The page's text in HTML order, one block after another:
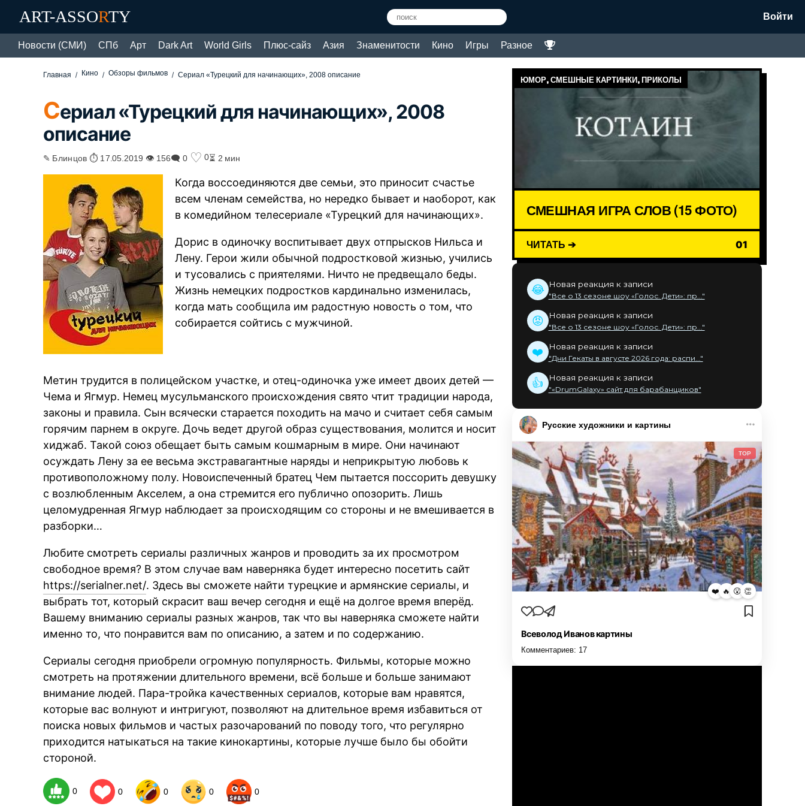
ART-ASSORTY Войти
Новости (СМИ) СПб Арт Dark Art World Girls Плюс-сайз Азия Знаменитости Кино Игры Разное
Главная Кино Обзоры фильмов Сериал «Турецкий для начинающих», 2008 описание
Сериал «Турецкий для начинающих», 2008
описание
✎ Блинцов ⏱ 17.05.2019 👁 156🗨 0 ♡ 0⏳ 2 мин
Когда воссоединяются две семьи, это приносит счастье
всем членам семейства, но нередко бывает и наоборот, как
в комедийном телесериале «Турецкий для начинающих».
Дорис в одиночку воспитывает двух отпрысков Нильса и
Лену. Герои жили обычной подростковой жизнью, учились
и тусовались с приятелями. Ничто не предвещало беды.
Жизнь немецких подростков кардинально изменилась,
когда мать сообщила им радостную новость о том, что
собирается сойтись с мужчиной.
Метин трудится в полицейском участке, и отец-одиночка уже имеет двоих детей —
Чема и Ягмур. Немец мусульманского происхождения свято чтит традиции народа,
законы и правила. Сын всячески старается походить на мачо и считает себя самым
горячим парнем в округе. Дочь ведет другой образ существования, молится и носит
хиджаб. Такой союз обещает быть самым кошмарным в мире. Они начинают
осуждать Лену за ее весьма экстравагантные наряды и неприкрытую любовь к
противоположному полу. Новоиспеченный братец Чем пытается поссорить девушку
с возлюбленным Акселем, а она стремится его публично опозорить. Лишь
целомудренная Ягмур наблюдает за происходящим со стороны и не вмешивается в
разборки…
Любите смотреть сериалы различных жанров и проводить за их просмотром
свободное время? В этом случае вам наверняка будет интересно посетить сайт
https://serialner.net/. Здесь вы сможете найти турецкие и армянские сериалы, и
выбрать тот, который скрасит ваш вечер сегодня и ещё на долгое время вперёд.
Вашему вниманию сериалы разных жанров, так что вы наверняка сможете найти
именно то, что понравится вам по описанию, а затем и по содержанию.
Сериалы сегодня приобрели огромную популярность. Фильмы, которые можно
смотреть на протяжении длительного времени, всё больше и больше занимают
внимание людей. Пара-тройка качественных сериалов, которые вам нравятся,
которые вас волнуют и интригуют, позволяют на длительное время избавиться от
поиска новых фильмов и частых разочарований по поводу того, что регулярно
приходится натыкаться на такие кинокартины, которые лучше было бы обойти
стороной.
0 0 0 0 0
ЮМОР, СМЕШНЫЕ КАРТИНКИ, ПРИКОЛЫ
СМЕШНАЯ ИГРА СЛОВ (15 ФОТО)
ЧИТАТЬ ➔ 01
😂 Новая реакция к записи
"Все о 13 сезоне шоу «Голос. Дети»: пр..."
😡 Новая реакция к записи
"Все о 13 сезоне шоу «Голос. Дети»: пр..."
❤️ Новая реакция к записи
"Дни Гекаты в августе 2026 года: распи..."
👍 Новая реакция к записи
"«DrumGalaxy» сайт для барабанщиков"
Русские художники и картины
TOP
❤️ 🔥 😮 👏
Всеволод Иванов картины
Комментариев: 17